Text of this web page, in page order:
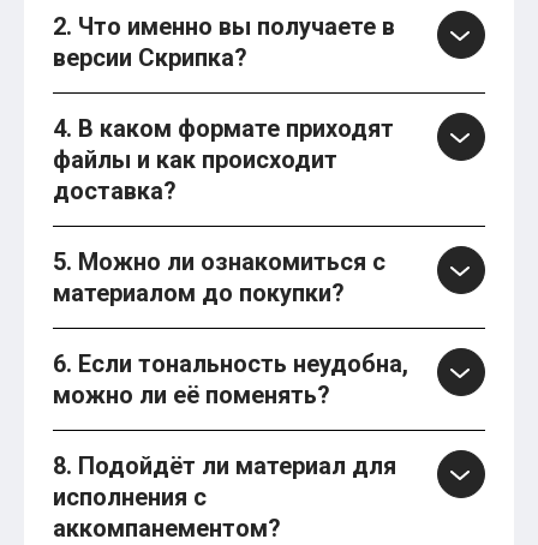
2. Что именно вы получаете в
версии Скрипка?
4. В каком формате приходят
файлы и как происходит
доставка?
5. Можно ли ознакомиться с
материалом до покупки?
6. Если тональность неудобна,
можно ли её поменять?
8. Подойдёт ли материал для
исполнения с
аккомпанементом?